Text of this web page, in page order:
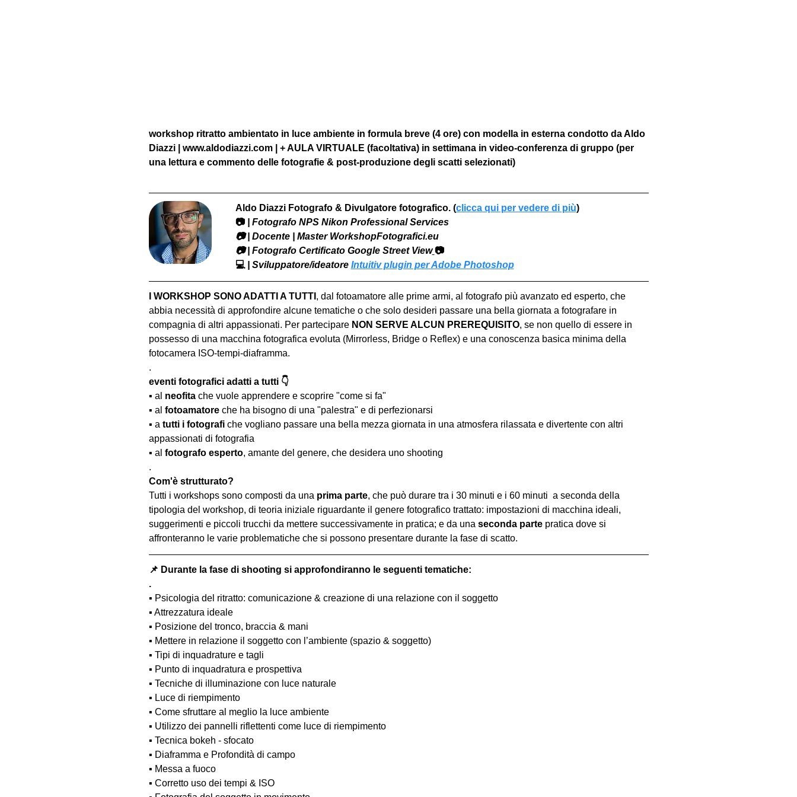
workshop ritratto ambientato in luce ambiente in formula breve (4 ore) con modella in esterna condotto da Aldo
Diazzi | www.aldodiazzi.com | + AULA VIRTUALE (facoltativa) in settimana in video-conferenza di gruppo (per
una lettura e commento delle fotografie & post-produzione degli scatti selezionati)
Aldo Diazzi Fotografo & Divulgatore fotografico. (clicca qui per vedere di più)
📷 | Fotografo NPS Nikon Professional Services
​📷 | Docente | Master WorkshopFotografici.eu
📷 | Fotografo Certificato Google Street View 📷
💻 | Sviluppatore/ideatore Intuitiv plugin per Adobe Photoshop
I WORKSHOP SONO ADATTI A TUTTI , dal fotoamatore alle prime armi, al fotografo più avanzato ed esperto, che
abbia necessità di approfondire alcune tematiche o che solo desideri passare una bella giornata a fotografare in
compagnia di altri appassionati. Per partecipare NON SERVE ALCUN PREREQUISITO, se non quello di essere in
possesso di una macchina fotografica evoluta (Mirrorless, Bridge o Reflex) e una conoscenza basica minima della
fotocamera ISO-tempi-diaframma.
.
eventi fotografici adatti a tutti 👇
▪️ al neofita che vuole apprendere e scoprire "come si fa"
▪️ al fotoamatore che ha bisogno di una "palestra" e di perfezionarsi
▪️ a tutti i fotografi che vogliano passare una bella mezza giornata in una atmosfera rilassata e divertente con altri
appassionati di fotografia
▪️ al fotografo esperto, amante del genere, che desidera uno shooting
.
Com'è strutturato?
Tutti i workshops sono composti da una prima parte, che può durare tra i 30 minuti e i 60 minuti  a seconda della
tipologia del workshop, di teoria iniziale riguardante il genere fotografico trattato: impostazioni di macchina ideali,
suggerimenti e piccoli trucchi da mettere successivamente in pratica; e da una seconda parte pratica dove si
affronteranno le varie problematiche che si possono presentare durante la fase di scatto.
📌 Durante la fase di shooting si approfondiranno le seguenti tematiche:
.
▪️ Psicologia del ritratto: comunicazione & creazione di una relazione con il soggetto
▪️ Attrezzatura ideale
▪️ Posizione del tronco, braccia & mani
▪️ Mettere in relazione il soggetto con l’ambiente (spazio & soggetto)
▪️ Tipi di inquadrature e tagli
▪️ Punto di inquadratura e prospettiva
▪️ Tecniche di illuminazione con luce naturale
▪️ Luce di riempimento
▪️ Come sfruttare al meglio la luce ambiente
▪️ Utilizzo dei pannelli riflettenti come luce di riempimento
▪️ Tecnica bokeh - sfocato
▪️ Diaframma e Profondità di campo
▪️ Messa a fuoco
▪️ Corretto uso dei tempi & ISO